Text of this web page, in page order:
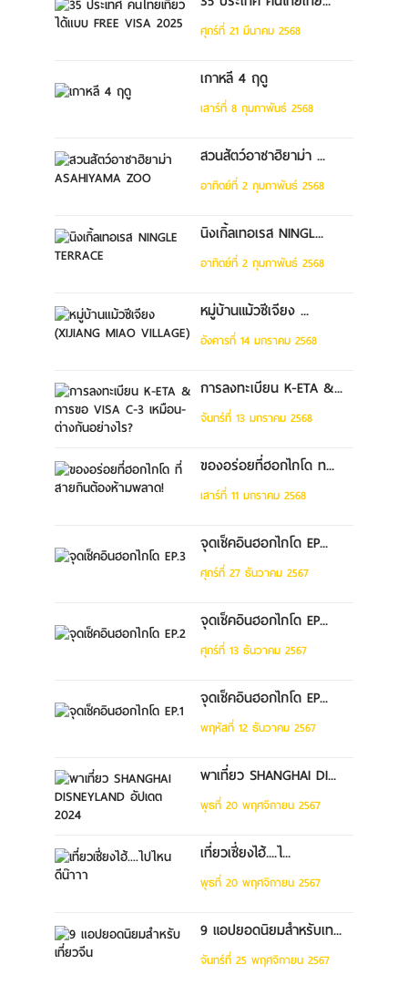
ศุกร์ที่ 21 มีนาคม 2568
เกาหลี 4 ฤดู
เสาร์ที่ 8 กุมภาพันธ์ 2568
สวนสัตว์อาซาฮิยาม่า ...
อาทิตย์ที่ 2 กุมภาพันธ์ 2568
นิงเกิ้ลเทอเรส NINGL...
อาทิตย์ที่ 2 กุมภาพันธ์ 2568
หมู่บ้านแม้วซีเจียง ...
อังคารที่ 14 มกราคม 2568
การลงทะเบียน K-ETA &...
จันทร์ที่ 13 มกราคม 2568
ของอร่อยที่ฮอกไกโด ท...
เสาร์ที่ 11 มกราคม 2568
จุดเช็คอินฮอกไกโด EP...
ศุกร์ที่ 27 ธันวาคม 2567
จุดเช็คอินฮอกไกโด EP...
ศุกร์ที่ 13 ธันวาคม 2567
จุดเช็คอินฮอกไกโด EP...
พฤหัสที่ 12 ธันวาคม 2567
พาเที่ยว SHANGHAI DI...
พุธที่ 20 พฤศจิกายน 2567
เที่ยวเซี่ยงไฮ้....ไ...
พุธที่ 20 พฤศจิกายน 2567
9 แอปยอดนิยมสำหรับเท...
จันทร์ที่ 25 พฤศจิกายน 2567